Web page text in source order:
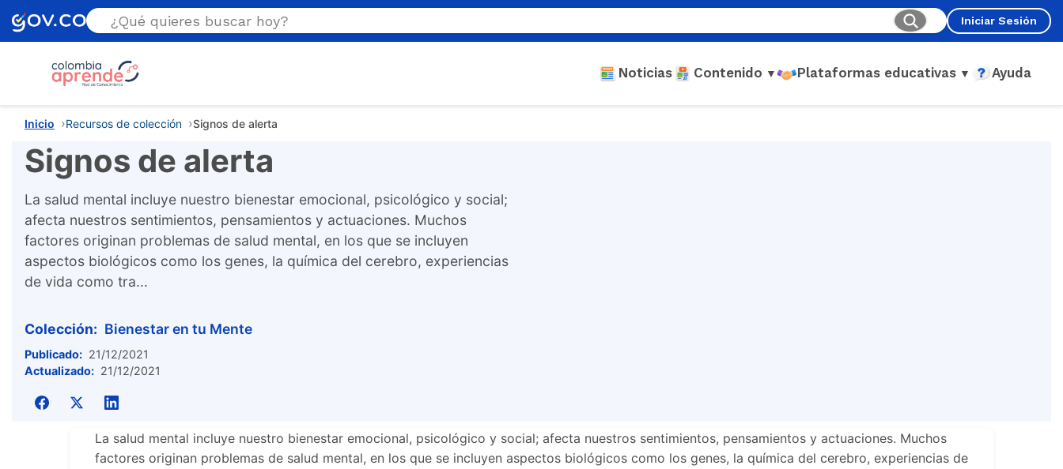
Iniciar Sesión
Noticias Contenido ▼ Plataformas educativas ▼ Ayuda
Estás aquí
Inicio Recursos de colección Signos de alerta
Signos de alerta
La salud mental incluye nuestro bienestar emocional, psicológico y social;
afecta nuestros sentimientos, pensamientos y actuaciones. Muchos
factores originan problemas de salud mental, en los que se incluyen
aspectos biológicos como los genes, la química del cerebro, experiencias
de vida como tra...
Colección: Bienestar en tu Mente
Publicado: 21/12/2021
Actualizado: 21/12/2021
La salud mental incluye nuestro bienestar emocional, psicológico y social; afecta nuestros sentimientos, pensamientos y actuaciones. Muchos
factores originan problemas de salud mental, en los que se incluyen aspectos biológicos como los genes, la química del cerebro, experiencias de